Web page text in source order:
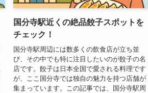
国分寺駅近くの絶品餃子スポットを
チェック！
国分寺駅周辺には数多くの飲食店が立ち並
び、その中でも特に注目したいのが餃子の名
店です。餃子は日本全国で愛される料理です
が、ここ国分寺では独自の魅力を持つ店舗が
集まっています。この記事では、国分寺駅周